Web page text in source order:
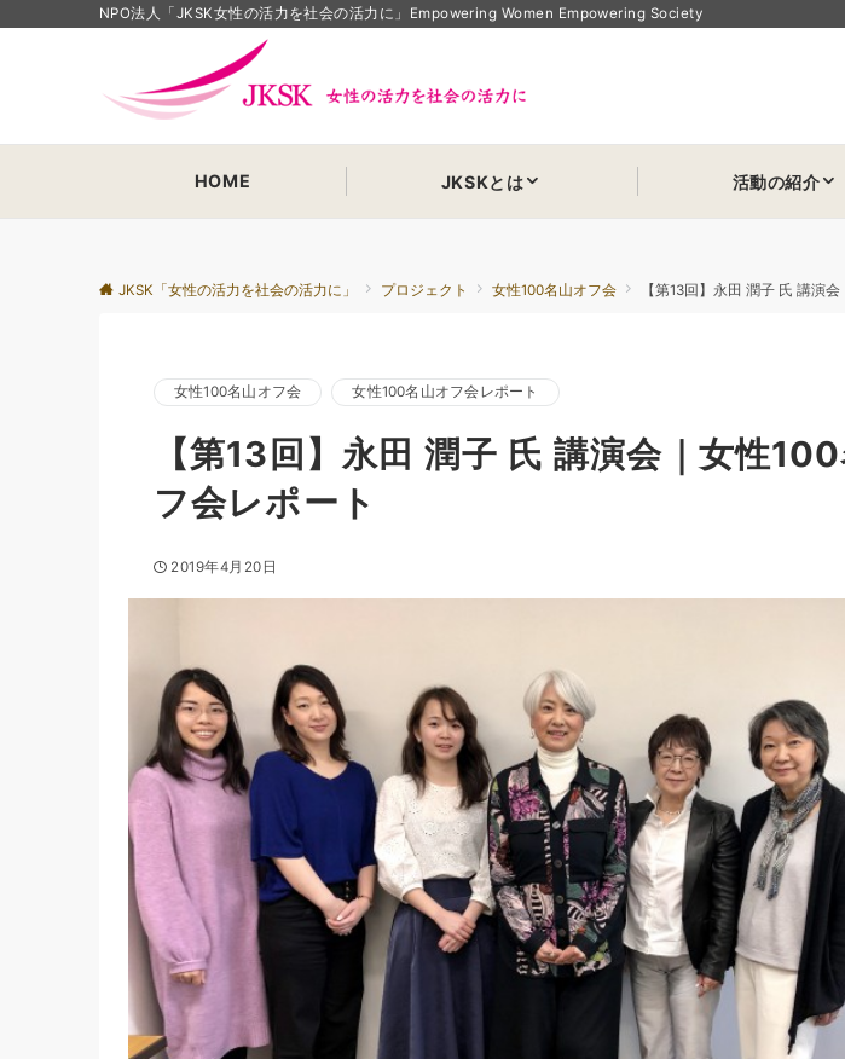
NPO法人「JKSK女性の活力を社会の活力に」Empowering Women Empowering Society
HOME JKSKとは 活動の紹介
JKSK「女性の活力を社会の活力に」 プロジェクト 女性100名山オフ会 【第13回】永田 潤子 氏 講演
女性100名山オフ会 女性100名山オフ会レポート
【第13回】永田 潤子 氏 講演会｜女性
フ会レポート
2019年4月20日